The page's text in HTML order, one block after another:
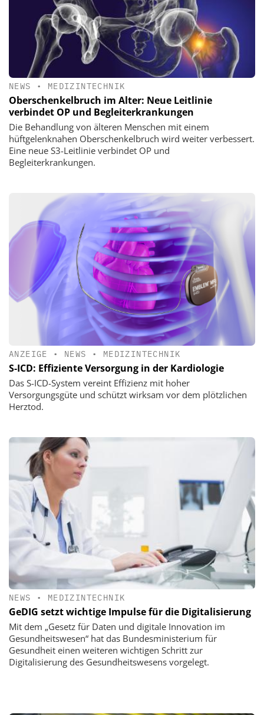
NEWS • MEDIZINTECHNIK
Oberschenkelbruch im Alter: Neue Leitlinie
verbindet OP und Begleiterkrankungen
Die Behandlung von älteren Menschen mit einem
hüftgelenknahen Oberschenkelbruch wird weiter verbessert.
Eine neue S3-Leitlinie verbindet OP und
Begleiterkrankungen.
ANZEIGE • NEWS • MEDIZINTECHNIK
S-ICD: Effiziente Versorgung in der Kardiologie
Das S-ICD-System vereint Effizienz mit hoher
Versorgungsgüte und schützt wirksam vor dem plötzlichen
Herztod.
NEWS • MEDIZINTECHNIK
GeDIG setzt wichtige Impulse für die Digitalisierung
Mit dem „Gesetz für Daten und digitale Innovation im
Gesundheitswesen“ hat das Bundesministerium für
Gesundheit einen weiteren wichtigen Schritt zur
Digitalisierung des Gesundheitswesens vorgelegt.